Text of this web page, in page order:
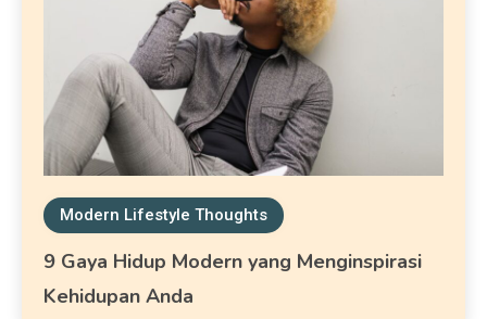
Modern Lifestyle Thoughts
9 Gaya Hidup Modern yang Menginspirasi
Kehidupan Anda